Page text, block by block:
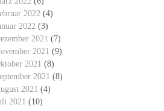
2022 (4)
2022 (3)
2021 (7)
2021 (9)
2021 (8)
2021 (8)
2021 (4)
2021 (10)